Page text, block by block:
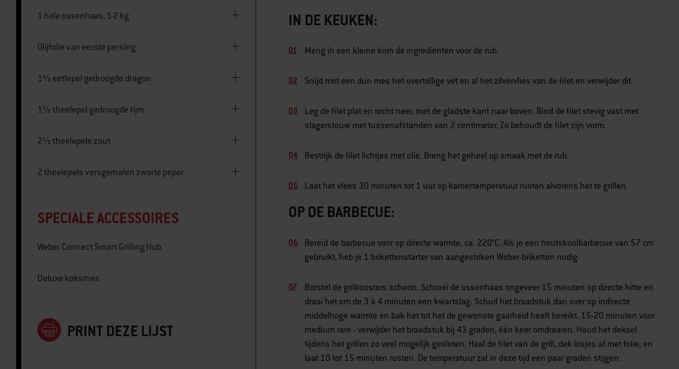
1 hele ossenhaas, 1-2 kg
Olijfolie van eerste persing
1½ eetlepel gedroogde dragon
1½ theelepel gedroogde tijm
2½ theelepels zout
2 theelepels versgemalen zwarte peper
SPECIALE ACCESSOIRES
Weber Connect Smart Grilling Hub
Deluxe koksmes
PRINT DEZE LIJST
IN DE KEUKEN:
Meng in een kleine kom de ingrediënten voor de rub.
Snijd met een dun mes het overtollige vet en al het zilvervlies van de filet en verwijder dit.
Leg de filet plat en recht neer, met de gladste kant naar boven. Bind de filet stevig vast met
slagerstouw met tussenafstanden van 2 centimeter. Zo behoudt de filet zijn vorm.
Bestrijk de filet lichtjes met olie. Breng het geheel op smaak met de rub.
Laat het vlees 30 minuten tot 1 uur op kamertemperatuur rusten alvorens het te grillen.
OP DE BARBECUE:
Bereid de barbecue voor op directe warmte, ca. 220°C. Als je een houtskoolbarbecue van 57 cm
gebruikt, heb je 1 brikettenstarter van aangestoken Weber-briketten nodig.
Borstel de grillroosters schoon. Schroei de ossenhaas ongeveer 15 minuten op directe hitte en
draai het om de 3 à 4 minuten een kwartslag. Schuif het braadstuk dan over op indirecte
middelhoge warmte en bak het tot het de gewenste gaarheid heeft bereikt. 15-20 minuten voor
medium rare - verwijder het braadstuk bij 43 graden, één keer omdraaien. Houd het deksel
tijdens het grillen zo veel mogelijk gesloten. Haal de filet van de grill, dek losjes af met folie, en
laat 10 tot 15 minuten rusten. De temperatuur zal in deze tijd een paar graden stijgen.